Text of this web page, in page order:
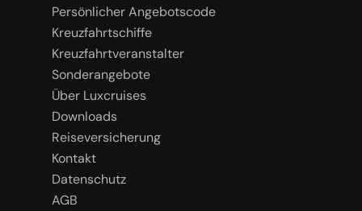
Persönlicher Angebotscode
Kreuzfahrtschiffe
Kreuzfahrtveranstalter
Sonderangebote
Über Luxcruises
Downloads
Reiseversicherung
Kontakt
Datenschutz
AGB